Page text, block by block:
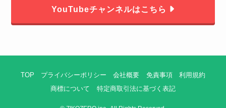
YouTubeチャンネルはこちら
TOP プライバシーポリシー 会社概要 免責事項
利用規約
商標について
特定商取引法に基づく表記